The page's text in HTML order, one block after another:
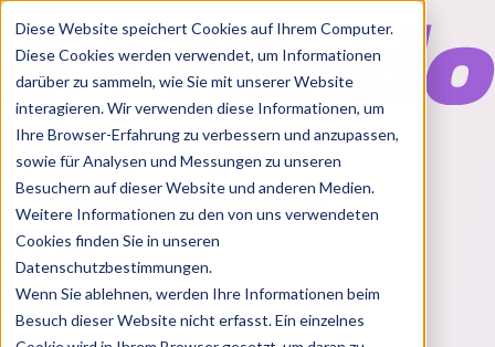
Diese Website speichert Cookies auf Ihrem Computer.
Diese Cookies werden verwendet, um Informationen
darüber zu sammeln, wie Sie mit unserer Website
interagieren. Wir verwenden diese Informationen, um
Ihre Browser-Erfahrung zu verbessern und anzupassen,
sowie für Analysen und Messungen zu unseren
Besuchern auf dieser Website und anderen Medien.
Weitere Informationen zu den von uns verwendeten
Cookies finden Sie in unseren
Datenschutzbestimmungen.
Wenn Sie ablehnen, werden Ihre Informationen beim
Besuch dieser Website nicht erfasst. Ein einzelnes
Features
Solutions
BlogChartsRabatt CodesPakete
Login